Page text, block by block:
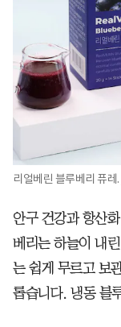
리얼베린 블루베리 퓨레
안구 건강과 항산
베리는 하늘이 내
는 쉽게 무르고 보
롭습니다. 냉동 블